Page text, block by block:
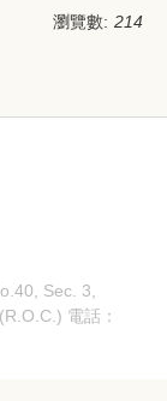
瀏覽數: 214
Sec. 3,
電話：